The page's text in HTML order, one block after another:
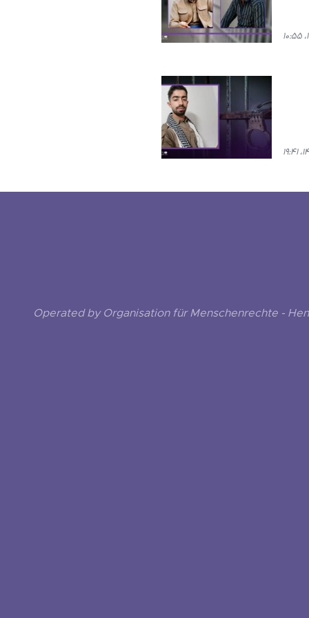
Operated by Organisation für Menschenrechte -